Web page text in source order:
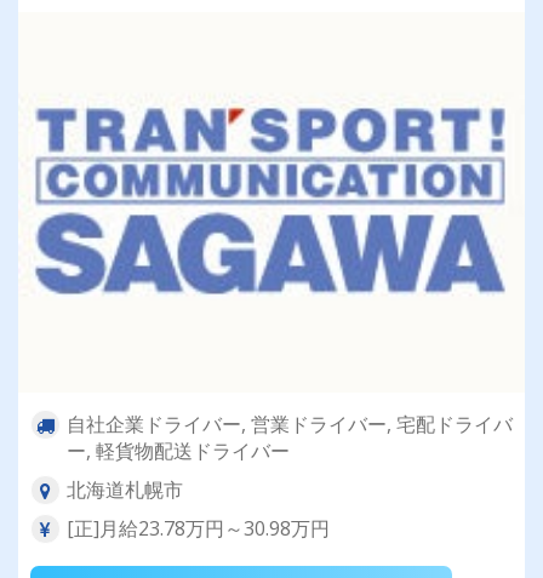
自社企業ドライバー, 営業ドライバー, 宅配ドライバ
ー, 軽貨物配送ドライバー
北海道札幌市
[正]月給23.78万円～30.98万円